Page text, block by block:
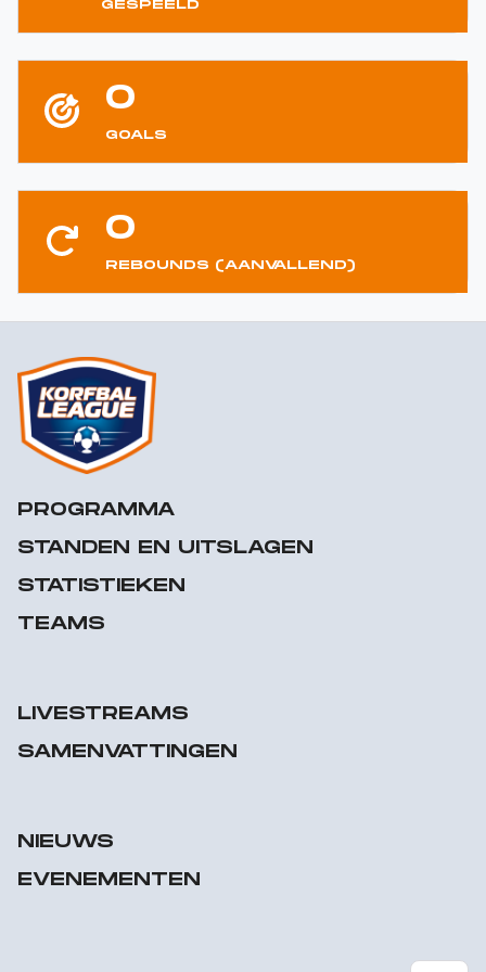
GESPEELD
0
GOALS
0
REBOUNDS (AANVALLEND)
PROGRAMMA
STANDEN EN UITSLAGEN
STATISTIEKEN
TEAMS
LIVESTREAMS
SAMENVATTINGEN
NIEUWS
EVENEMENTEN